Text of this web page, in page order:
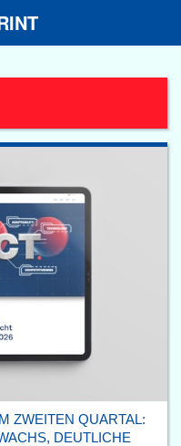
ZWEITEN QUARTAL:
DEUTLICHE